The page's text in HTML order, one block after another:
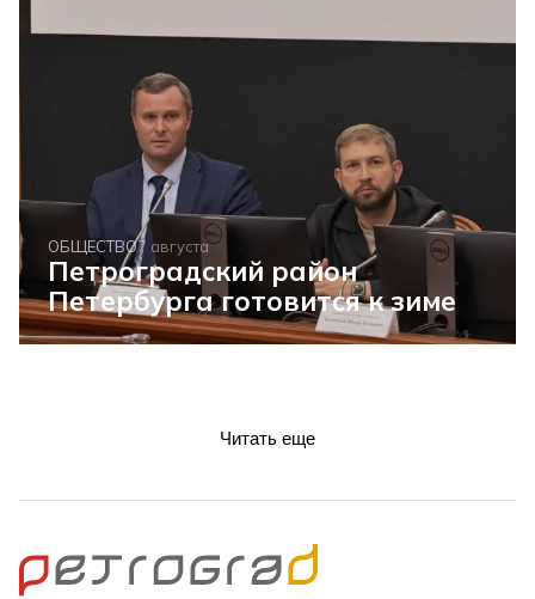
ОБЩЕСТВО7 августа
Петроградский район
Петербурга готовится к зиме
Читать еще